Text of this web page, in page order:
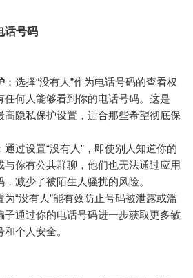
话号码
：选择“没有人”作为电话号码的查看权
任何人能够看到你的电话号码。这是
高隐私保护设置，适合那些希望彻底保
通过设置“没有人”，即使别人知道你的
与你有公共群聊，他们也无法通过应用
减少了被陌生人骚扰的风险。
为“没有人”能有效防止号码被泄露或滥
子通过你的电话号码进一步获取更多敏
个人安全。